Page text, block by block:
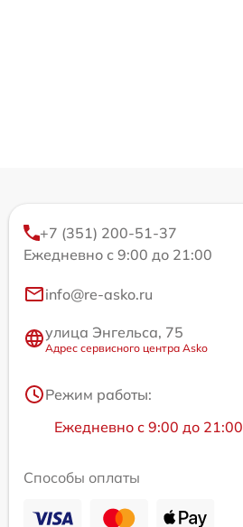
+7 (351) 200-51-37
Ежедневно с 9:00 до 21:00
info@re-asko.ru
улица Энгельса, 75
Адрес сервисного центра Asko
Режим работы:
Ежедневно с 9:00 до 21:00
Способы оплаты